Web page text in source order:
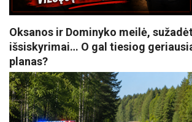
Oksanos ir Dominyko meilė,
išsiskyrimai… O gal tiesiog
planas?